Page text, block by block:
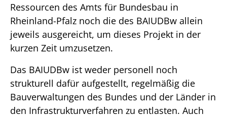
Ressourcen des Amts für Bundesbau in
Rheinland-Pfalz noch die des BAIUDBw allein
jeweils ausgereicht, um dieses Projekt in der
kurzen Zeit umzusetzen.
Das BAIUDBw ist weder personell noch
strukturell dafür aufgestellt, regelmäßig die
Bauverwaltungen des Bundes und der Länder in
den Infrastrukturverfahren zu entlasten. Auch